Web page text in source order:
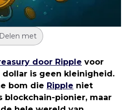
Delen met
door Ripple voor
is geen kleinigheid.
bom die Ripple niet
blockchain-pionier, maar